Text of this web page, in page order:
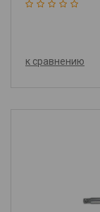
к сравнению